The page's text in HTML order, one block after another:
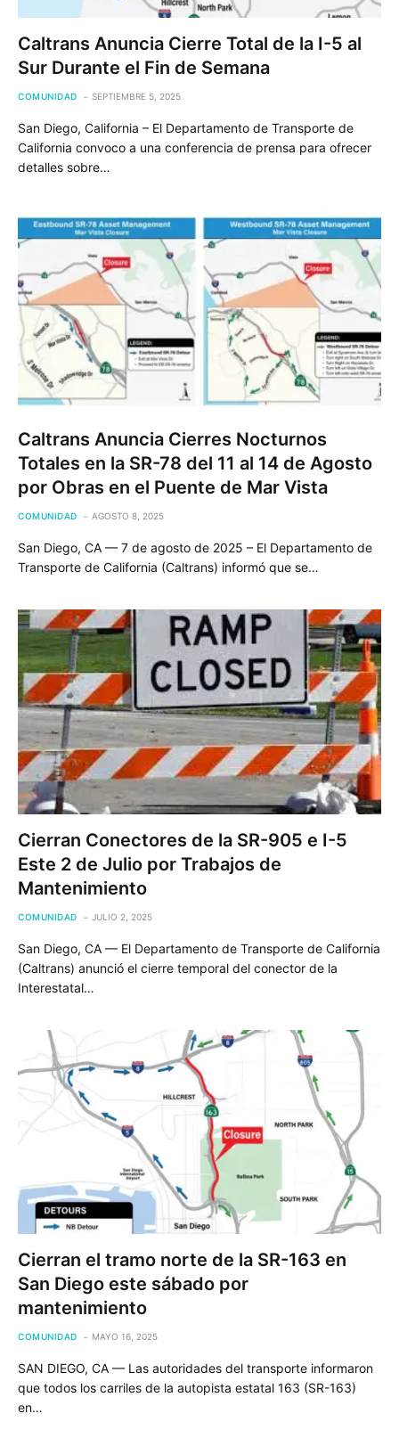
Caltrans Anuncia Cierre Total de la I-5 al
Sur Durante el Fin de Semana
COMUNIDAD SEPTIEMBRE 5, 2025
San Diego, California – El Departamento de Transporte de
California convoco a una conferencia de prensa para ofrecer
detalles sobre…
Caltrans Anuncia Cierres Nocturnos
Totales en la SR-78 del 11 al 14 de Agosto
por Obras en el Puente de Mar Vista
COMUNIDAD AGOSTO 8, 2025
San Diego, CA — 7 de agosto de 2025 – El Departamento de
Transporte de California (Caltrans) informó que se…
Cierran Conectores de la SR-905 e I-5
Este 2 de Julio por Trabajos de
Mantenimiento
COMUNIDAD JULIO 2, 2025
San Diego, CA — El Departamento de Transporte de California
(Caltrans) anunció el cierre temporal del conector de la
Interestatal…
Cierran el tramo norte de la SR-163 en
San Diego este sábado por
mantenimiento
COMUNIDAD MAYO 16, 2025
SAN DIEGO, CA — Las autoridades del transporte informaron
que todos los carriles de la autopista estatal 163 (SR-163)
en…